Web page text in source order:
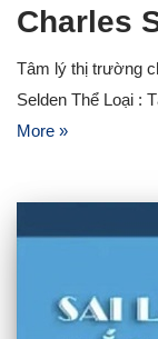
Charles
Tâm lý thị trường
Selden Thể Loại :
More »